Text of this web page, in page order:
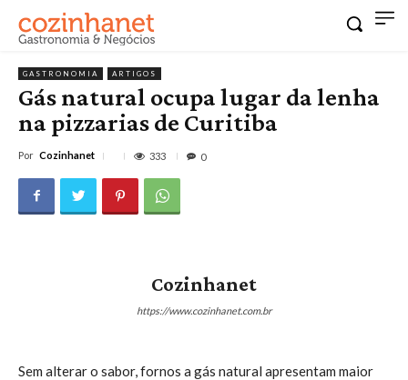
GASTRONOMIA ARTIGOS
Gás natural ocupa lugar da lenha
na pizzarias de Curitiba
Por Cozinhanet 333 0
Cozinhanet
https://www.cozinhanet.com.br
Sem alterar o sabor, fornos a gás natural apresentam maior